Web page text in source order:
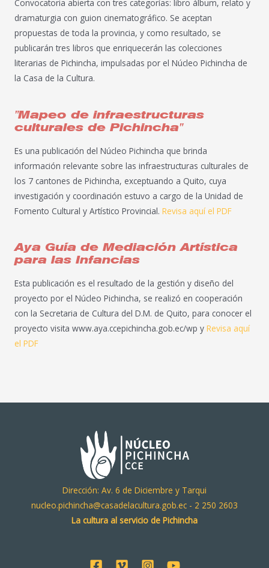
Convocatoria abierta con tres categorías: libro álbum, relato y
dramaturgia con guion cinematográfico. Se aceptan
propuestas de toda la provincia, y como resultado, se
publicarán tres libros que enriquecerán las colecciones
literarias de Pichincha, impulsadas por el Núcleo Pichincha de
la Casa de la Cultura.
"Mapeo de infraestructuras
culturales de Pichincha"
Es una publicación del Núcleo Pichincha que brinda
información relevante sobre las infraestructuras culturales de
los 7 cantones de Pichincha, exceptuando a Quito, cuya
investigación y coordinación estuvo a cargo de la Unidad de
Fomento Cultural y Artístico Provincial. Revisa aquí el PDF
Aya Guía de Mediación Artística
para las Infancias
Esta publicación es el resultado de la gestión y diseño del
proyecto por el Núcleo Pichincha, se realizó en cooperación
con la Secretaria de Cultura del D.M. de Quito, para conocer el
proyecto visita www.aya.ccepichincha.gob.ec/wp y Revisa aquí
el PDF
Dirección: Av. 6 de Diciembre y Tarqui
nucleo.pichincha@casadelacultura.gob.ec - 2 250 2603
La cultura al servicio de Pichincha